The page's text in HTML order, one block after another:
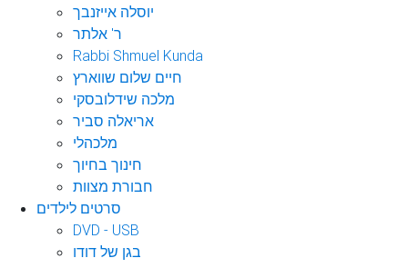
יוסלה אייזנבך
ר' אלתר
Rabbi Shmuel Kunda
חיים שלום שווארץ
מלכה שידלובסקי
אריאלה סביר
מלכהלי
חינוך בחיוך
חבורת מצוות
סרטים לילדים
DVD - USB
בגן של דודו